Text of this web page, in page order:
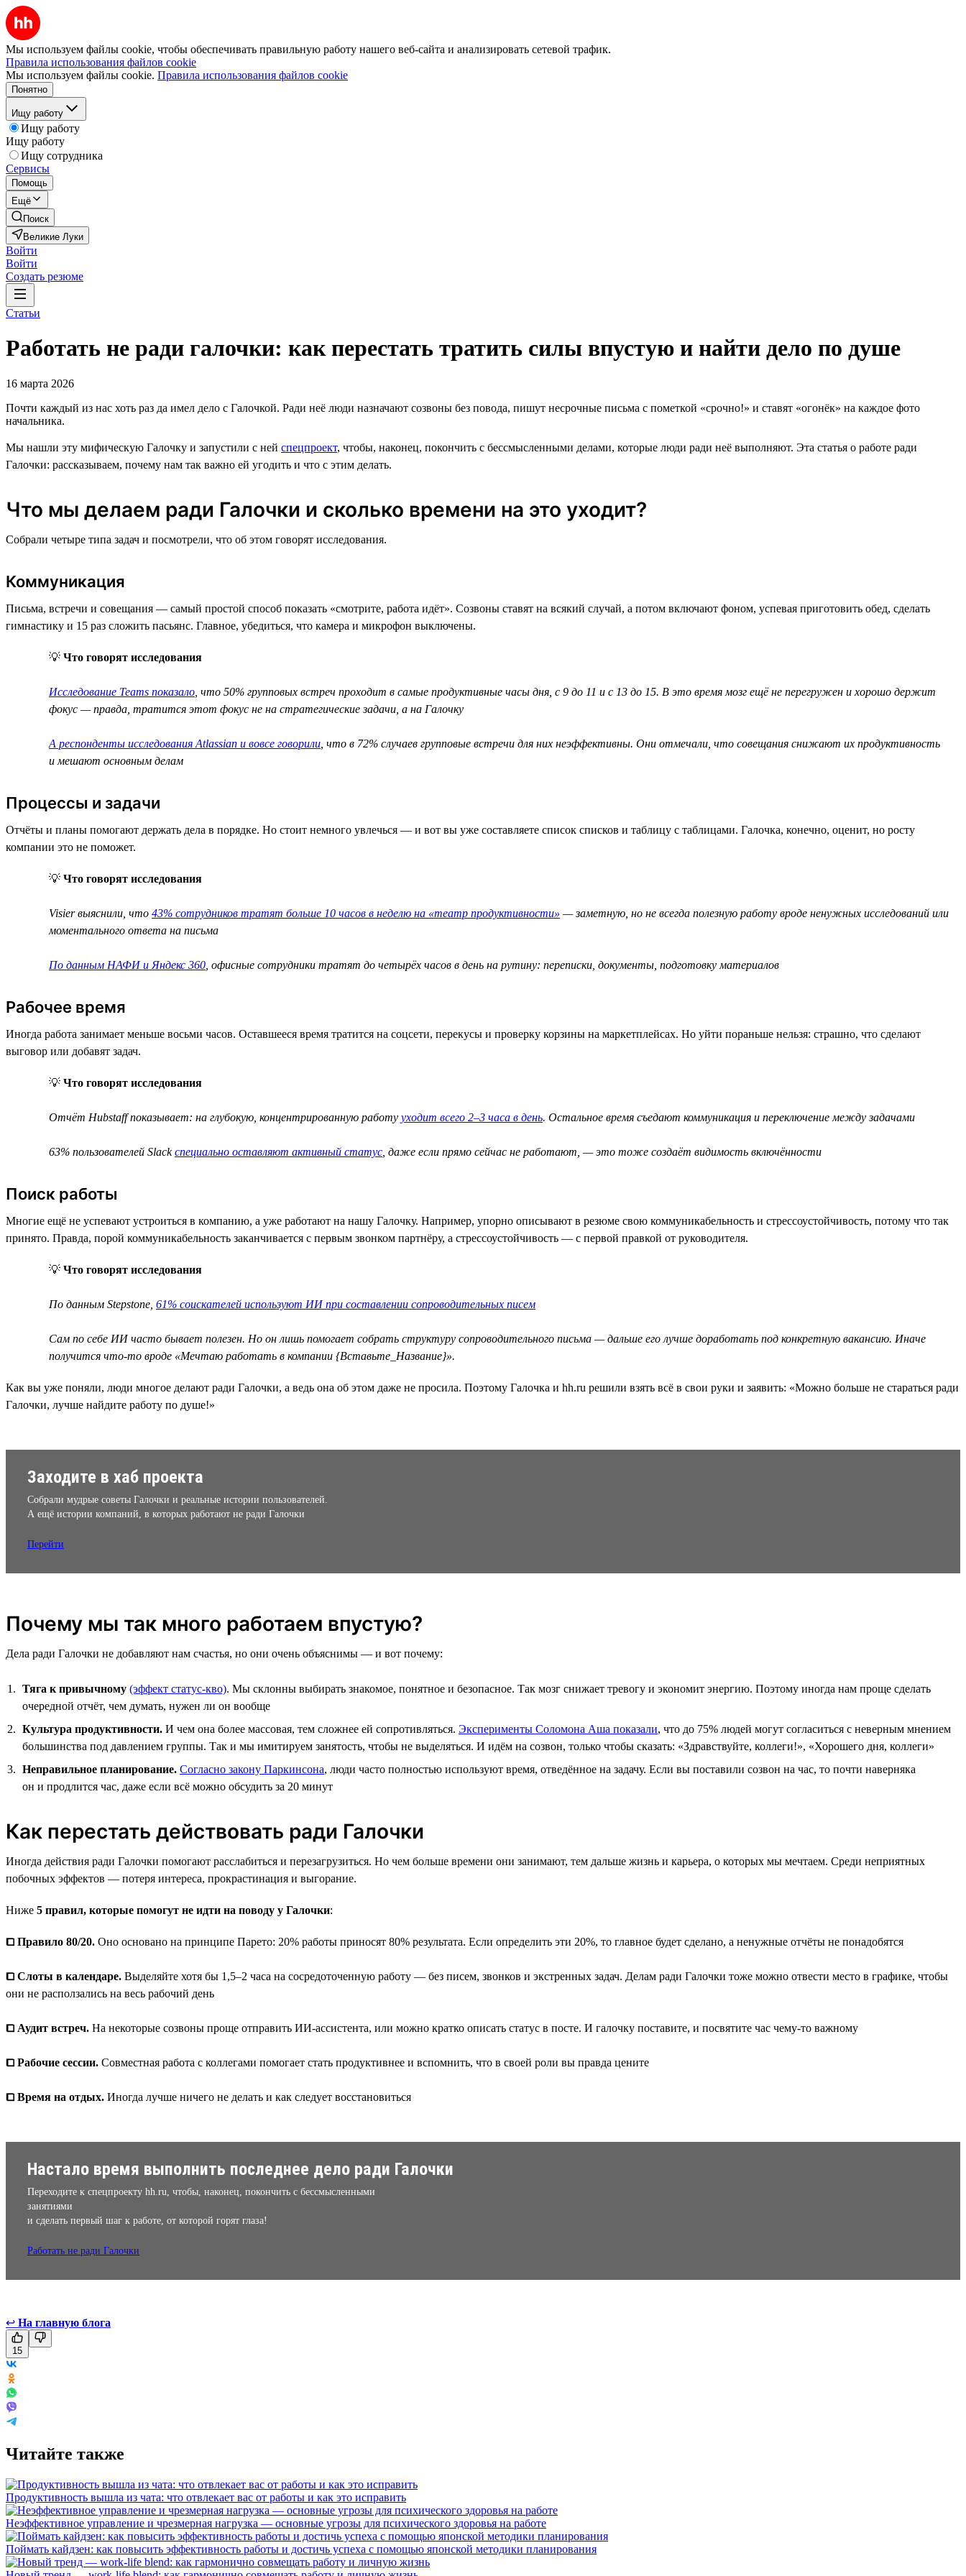
Мы используем файлы cookie, чтобы обеспечивать правильную работу нашего веб-сайта и анализировать сетевой трафик.
Правила использования файлов cookie
Мы используем файлы cookie. Правила использования файлов cookie
Понятно
Ищу работу
Ищу работу
Ищу работу
Ищу сотрудника
Сервисы
Помощь
Ещё
Поиск
Великие Луки
Войти
Войти
Создать резюме
Статьи
Работать не ради галочки: как перестать тратить силы впустую и найти дело по душе
16 марта 2026
Почти каждый из нас хоть раз да имел дело с Галочкой. Ради неё люди назначают созвоны без повода, пишут несрочные письма с пометкой «срочно!» и ставят «огонёк» на каждое фото
начальника.
Мы нашли эту мифическую Галочку и запустили с ней спецпроект, чтобы, наконец, покончить с бессмысленными делами, которые люди ради неё выполняют. Эта статья о работе ради
Галочки: рассказываем, почему нам так важно ей угодить и что с этим делать.
Что мы делаем ради Галочки и сколько времени на это уходит?
Собрали четыре типа задач и посмотрели, что об этом говорят исследования.
Коммуникация
Письма, встречи и совещания — самый простой способ показать «смотрите, работа идёт». Созвоны ставят на всякий случай, а потом включают фоном, успевая приготовить обед, сделать
гимнастику и 15 раз сложить пасьянс. Главное, убедиться, что камера и микрофон выключены.
💡 Что говорят исследования
Исследование Teams показало , что 50% групповых встреч проходит в самые продуктивные часы дня, с 9 до 11 и с 13 до 15. В это время мозг ещё не перегружен и хорошо держит
фокус — правда, тратится этот фокус не на стратегические задачи, а на Галочку
А респонденты исследования Atlassian и вовсе говорили , что в 72% случаев групповые встречи для них неэффективны. Они отмечали, что совещания снижают их продуктивность
и мешают основным делам
Процессы и задачи
Отчёты и планы помогают держать дела в порядке. Но стоит немного увлечься — и вот вы уже составляете список списков и таблицу с таблицами. Галочка, конечно, оценит, но росту
компании это не поможет.
💡 Что говорят исследования
Visier выяснили, что 43% сотрудников тратят больше 10 часов в неделю на «театр продуктивности» — заметную, но не всегда полезную работу вроде ненужных исследований или
моментального ответа на письма
По данным НАФИ и Яндекс 360 , офисные сотрудники тратят до четырёх часов в день на рутину: переписки, документы, подготовку материалов
Рабочее время
Иногда работа занимает меньше восьми часов. Оставшееся время тратится на соцсети, перекусы и проверку корзины на маркетплейсах. Но уйти пораньше нельзя: страшно, что сделают
выговор или добавят задач.
💡 Что говорят исследования
Отчёт Hubstaff показывает: на глубокую, концентрированную работу уходит всего 2–3 часа в день. Остальное время съедают коммуникация и переключение между задачами
63% пользователей Slackспециально оставляют активный статус , даже если прямо сейчас не работают, — это тоже создаёт видимость включённости
Поиск работы
Многие ещё не успевают устроиться в компанию, а уже работают на нашу Галочку. Например, упорно описывают в резюме свою коммуникабельность и стрессоустойчивость, потому что так
принято. Правда, порой коммуникабельность заканчивается с первым звонком партнёру, а стрессоустойчивость — с первой правкой от руководителя.
💡 Что говорят исследования
По данным Stepstone, 61% соискателей используют ИИ при составлении сопроводительных писем
Сам по себе ИИ часто бывает полезен. Но он лишь помогает собрать структуру сопроводительного письма — дальше его лучше доработать под конкретную вакансию. Иначе
получится что-то вроде «Мечтаю работать в компании {Вставьте_Название}».
Как вы уже поняли, люди многое делают ради Галочки, а ведь она об этом даже не просила. Поэтому Галочка и hh.ru решили взять всё в свои руки и заявить: «Можно больше не стараться ради
Галочки, лучше найдите работу по душе!»
Заходите в хаб проекта
Собрали мудрые советы Галочки и реальные истории пользователей.
А ещё истории компаний, в которых работают не ради Галочки
Перейти
Почему мы так много работаем впустую?
Дела ради Галочки не добавляют нам счастья, но они очень объяснимы — и вот почему:
Тяга к привычному (эффект статус-кво). Мы склонны выбирать знакомое, понятное и безопасное. Так мозг снижает тревогу и экономит энергию. Поэтому иногда нам проще сделать
очередной отчёт, чем думать, нужен ли он вообще
Культура продуктивности. И чем она более массовая, тем сложнее ей сопротивляться. Эксперименты Соломона Аша показали, что до 75% людей могут согласиться с неверным мнением
большинства под давлением группы. Так и мы имитируем занятость, чтобы не выделяться. И идём на созвон, только чтобы сказать: «Здравствуйте, коллеги!», «Хорошего дня, коллеги»
Неправильное планирование. Согласно закону Паркинсона, люди часто полностью используют время, отведённое на задачу. Если вы поставили созвон на час, то почти наверняка
он и продлится час, даже если всё можно обсудить за 20 минут
Как перестать действовать ради Галочки
Иногда действия ради Галочки помогают расслабиться и перезагрузиться. Но чем больше времени они занимают, тем дальше жизнь и карьера, о которых мы мечтаем. Среди неприятных
побочных эффектов — потеря интереса, прокрастинация и выгорание.
Ниже 5 правил, которые помогут не идти на поводу у Галочки:
⧠ Правило 80/20. Оно основано на принципе Парето: 20% работы приносят 80% результата. Если определить эти 20%, то главное будет сделано, а ненужные отчёты не понадобятся
⧠ Слоты в календаре. Выделяйте хотя бы 1,5–2 часа на сосредоточенную работу — без писем, звонков и экстренных задач. Делам ради Галочки тоже можно отвести место в графике, чтобы
они не расползались на весь рабочий день
⧠ Аудит встреч. На некоторые созвоны проще отправить ИИ-ассистента, или можно кратко описать статус в посте. И галочку поставите, и посвятите час чему-то важному
⧠ Рабочие сессии. Совместная работа с коллегами помогает стать продуктивнее и вспомнить, что в своей роли вы правда цените
⧠ Время на отдых. Иногда лучше ничего не делать и как следует восстановиться
Настало время выполнить последнее дело ради Галочки
Переходите к спецпроекту hh.ru, чтобы, наконец, покончить с бессмысленными
занятиями
и сделать первый шаг к работе, от которой горят глаза!
Работать не ради Галочки
↩ На главную блога
15
Читайте также
Продуктивность вышла из чата: что отвлекает вас от работы и как это исправить
Неэффективное управление и чрезмерная нагрузка — основные угрозы для психического здоровья на работе
Поймать кайдзен: как повысить эффективность работы и достичь успеха с помощью японской методики планирования